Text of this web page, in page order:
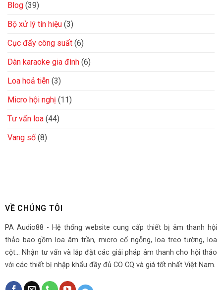
Blog (39)
Bộ xử lý tín hiệu (3)
Cục đẩy công suất (6)
Dàn karaoke gia đình (6)
Loa hoả tiễn (3)
Micro hội nghị (11)
Tư vấn loa (44)
Vang số (8)
VỀ CHÚNG TÔI
PA Audio88 - Hệ thống website cung cấp thiết bị âm thanh hội
thảo bao gồm loa âm trần, micro cổ ngỗng, loa treo tường, loa
cột... Nhận tư vấn và lắp đặt các giải pháp âm thanh cho hội thảo
với các thiết bị nhập khẩu đầy đủ CO CQ và giá tốt nhất Việt Nam.